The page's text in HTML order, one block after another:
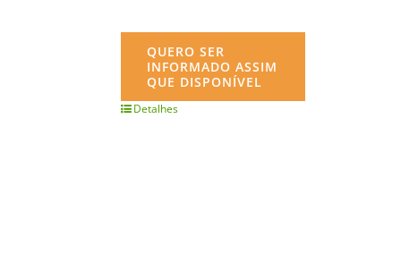
QUERO SER
INFORMADO ASSIM
QUE DISPONÍVEL
Detalhes